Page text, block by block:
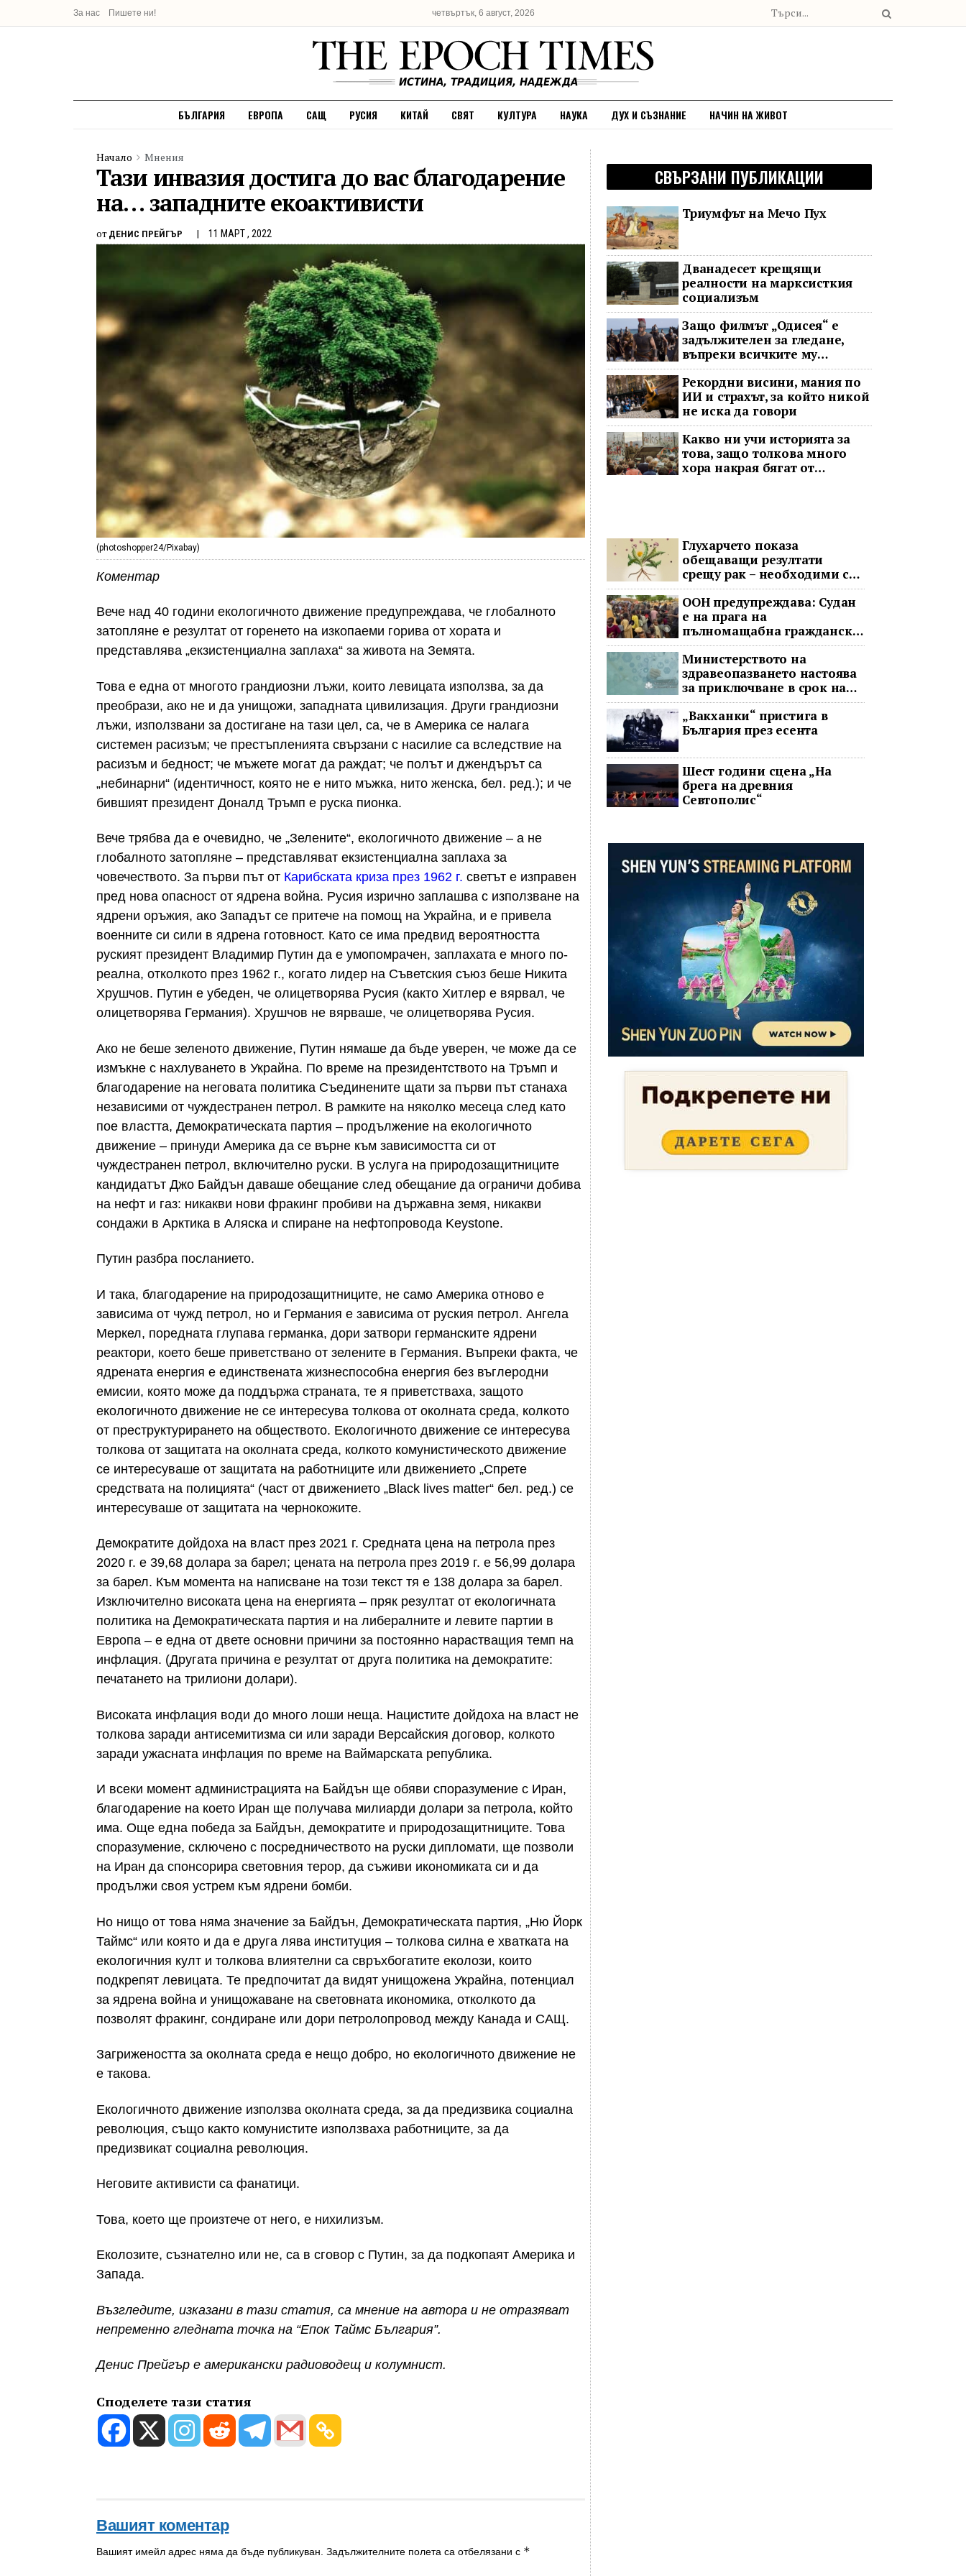
За нас Пишете ни! четвъртък, 6 август, 2026
БЪЛГАРИЯ ЕВРОПА САЩ РУСИЯ КИТАЙ СВЯТ КУЛТУРА НАУКА ДУХ И СЪЗНАНИЕ НАЧИН НА ЖИВОТ
Начало Мнения
Тази инвазия достига до вас благодарение
на… западните екоактивисти
от ДЕНИС ПРЕЙГЪР 11 МАРТ , 2022
( photoshopper24/Pixabay)
Коментар
Вече над 40 години екологичното движение предупреждава, че глобалното
затопляне е резултат от горенето на изкопаеми горива от хората и
представлява „екзистенциална заплаха“ за живота на Земята.
Това е една от многото грандиозни лъжи, които левицата използва, за да
преобрази, ако не и да унищожи, западната цивилизация. Други грандиозни
лъжи, използвани за достигане на тази цел, са, че в Америка се налага
системен расизъм; че престъпленията свързани с насилие са вследствие на
расизъм и бедност; че мъжете могат да раждат; че полът и джендърът са
„небинарни“ (идентичност, която не е нито мъжка, нито женска, бел. ред.); и че
бившият президент Доналд Тръмп е руска пионка.
Вече трябва да е очевидно, че „Зелените“, екологичното движение – а не
глобалното затопляне – представляват екзистенциална заплаха за
човечеството. За първи път от Карибската криза през 1962 г. светът е изправен
пред нова опасност от ядрена война. Русия изрично заплашва с използване на
ядрени оръжия, ако Западът се притече на помощ на Украйна, и е привела
военните си сили в ядрена готовност. Като се има предвид вероятността
руският президент Владимир Путин да е умопомрачен, заплахата е много по-
реална, отколкото през 1962 г., когато лидер на Съветския съюз беше Никита
Хрушчов. Путин е убеден, че олицетворява Русия (както Хитлер е вярвал, че
олицетворява Германия). Хрушчов не вярваше, че олицетворява Русия.
Ако не беше зеленото движение, Путин нямаше да бъде уверен, че може да се
измъкне с нахлуването в Украйна. По време на президентството на Тръмп и
благодарение на неговата политика Съединените щати за първи път станаха
независими от чуждестранен петрол. В рамките на няколко месеца след като
пое властта, Демократическата партия – продължение на екологичното
движение – принуди Америка да се върне към зависимостта си от
чуждестранен петрол, включително руски. В услуга на природозащитниците
кандидатът Джо Байдън даваше обещание след обещание да ограничи добива
на нефт и газ: никакви нови фракинг пробиви на държавна земя, никакви
сондажи в Арктика в Аляска и спиране на нефтопровода Keystone.
Путин разбра посланието.
И така, благодарение на природозащитниците, не само Америка отново е
зависима от чужд петрол, но и Германия е зависима от руския петрол. Ангела
Меркел, поредната глупава германка, дори затвори германските ядрени
реактори, което беше приветствано от зелените в Германия. Въпреки факта, че
ядрената енергия е единствената жизнеспособна енергия без въглеродни
емисии, която може да поддържа страната, те я приветстваха, защото
екологичното движение не се интересува толкова от околната среда, колкото
от преструктурирането на обществото. Екологичното движение се интересува
толкова от защитата на околната среда, колкото комунистическото движение
се интересуваше от защитата на работниците или движението „Спрете
средствата на полицията“ (част от движението „Black lives matter“ бел. ред.) се
интересуваше от защитата на чернокожите.
Демократите дойдоха на власт през 2021 г. Средната цена на петрола през
2020 г. е 39,68 долара за барел; цената на петрола през 2019 г. е 56,99 долара
за барел. Към момента на написване на този текст тя е 138 долара за барел.
Изключително високата цена на енергията – пряк резултат от екологичната
политика на Демократическата партия и на либералните и левите партии в
Европа – е една от двете основни причини за постоянно нарастващия темп на
инфлация. (Другата причина е резултат от друга политика на демократите:
печатането на трилиони долари).
Високата инфлация води до много лоши неща. Нацистите дойдоха на власт не
толкова заради антисемитизма си или заради Версайския договор, колкото
заради ужасната инфлация по време на Ваймарската република.
И всеки момент администрацията на Байдън ще обяви споразумение с Иран,
благодарение на което Иран ще получава милиарди долари за петрола, който
има. Още една победа за Байдън, демократите и природозащитниците. Това
споразумение, сключено с посредничеството на руски дипломати, ще позволи
на Иран да спонсорира световния терор, да съживи икономиката си и да
продължи своя устрем към ядрени бомби.
Но нищо от това няма значение за Байдън, Демократическата партия, „Ню Йорк
Таймс“ или която и да е друга лява институция – толкова силна е хватката на
екологичния култ и толкова влиятелни са свръхбогатите еколози, които
подкрепят левицата. Те предпочитат да видят унищожена Украйна, потенциал
за ядрена война и унищожаване на световната икономика, отколкото да
позволят фракинг, сондиране или дори петролопровод между Канада и САЩ.
Загрижеността за околната среда е нещо добро, но екологичното движение не
е такова.
Екологичното движение използва околната среда, за да предизвика социална
революция, също както комунистите използваха работниците, за да
предизвикат социална революция.
Неговите активисти са фанатици.
Това, което ще произтече от него, е нихилизъм.
Еколозите, съзнателно или не, са в сговор с Путин, за да подкопаят Америка и
Запада.
Възгледите, изказани в тази статия, са мнение на автора и не отразяват
непременно гледната точка на “Епок Таймс България”.
Денис Прейгър е американски радиоводещ и колумнист.
Споделете тази статия
Вашият коментар
Вашият имейл адрес няма да бъде публикуван. Задължителните полета са отбелязани с *
СВЪРЗАНИ ПУБЛИКАЦИИ
Триумфът на Мечо Пух
Дванадесет крещящи
реалности на марксисткия
социализъм
Защо филмът „Одисея“ е
задължителен за гледане,
въпреки всичките му
недостатъци
Рекордни висини, мания по
ИИ и страхът, за който никой
не иска да говори
Какво ни учи историята за
това, защо толкова много
хора накрая бягат от
Глухарчето показа
обещаващи резултати
срещу рак – необходими са
изпитания с хора
ООН предупреждава: Судан
е на прага на
пълномащабна гражданска
война
Министерството на
здравеопазването настоява
за приключване в срок на
два ключови строителни
проекта
„Вакханки“ пристига в
България през есента
Шест години сцена „На
брега на древния
Севтополис“